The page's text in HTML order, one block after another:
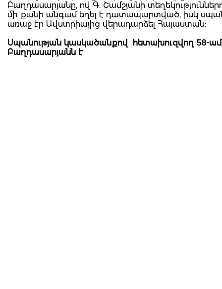
Բաղդասարյանը, ով Գ. Շամշյանի
մի քանի անգամ եղել է դատապարտված, իսկ
առաջ էր Ավստրիայից վերադարձել Հայաստան:
Սպանության կասկածանքով հետախուզվող 58-
Բաղդասարյանն է